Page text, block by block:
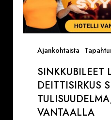
Ajankohtaista
DEITTISIRKUS
VANTAALLA